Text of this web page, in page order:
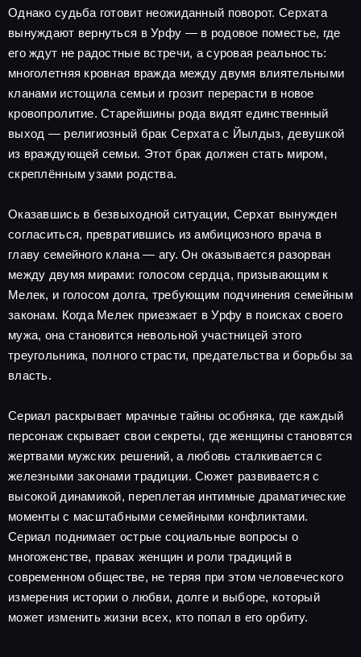
Однако судьба готовит неожиданный поворот. Серхата
вынуждают вернуться в Урфу — в родовое поместье, где
его ждут не радостные встречи, а суровая реальность:
многолетняя кровная вражда между двумя влиятельными
кланами истощила семьи и грозит перерасти в новое
кровопролитие. Старейшины рода видят единственный
выход — религиозный брак Серхата с Йылдыз, девушкой
из враждующей семьи. Этот брак должен стать миром,
скреплённым узами родства.
Оказавшись в безвыходной ситуации, Серхат вынужден
согласиться, превратившись из амбициозного врача в
главу семейного клана — агу. Он оказывается разорван
между двумя мирами: голосом сердца, призывающим к
Мелек, и голосом долга, требующим подчинения семейным
законам. Когда Мелек приезжает в Урфу в поисках своего
мужа, она становится невольной участницей этого
треугольника, полного страсти, предательства и борьбы за
власть.
Сериал раскрывает мрачные тайны особняка, где каждый
персонаж скрывает свои секреты, где женщины становятся
жертвами мужских решений, а любовь сталкивается с
железными законами традиции. Сюжет развивается с
высокой динамикой, переплетая интимные драматические
моменты с масштабными семейными конфликтами.
Сериал поднимает острые социальные вопросы о
многоженстве, правах женщин и роли традиций в
современном обществе, не теряя при этом человеческого
измерения истории о любви, долге и выборе, который
может изменить жизни всех, кто попал в его орбиту.